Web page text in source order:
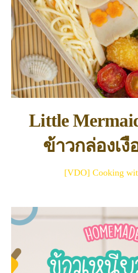
Little
ข้าวกล่องเ
[VDO] Cooking